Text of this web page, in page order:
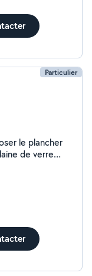
Particulier
le plancher
de verre